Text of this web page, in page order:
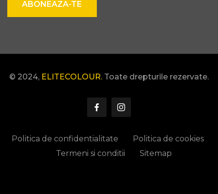
ABONEAZA-TE
© 2024, ELITECOLOUR. Toate drepturile rezervate.
Politica de confidentialitate
Politica de cookies
Termeni si conditii
Sitemap